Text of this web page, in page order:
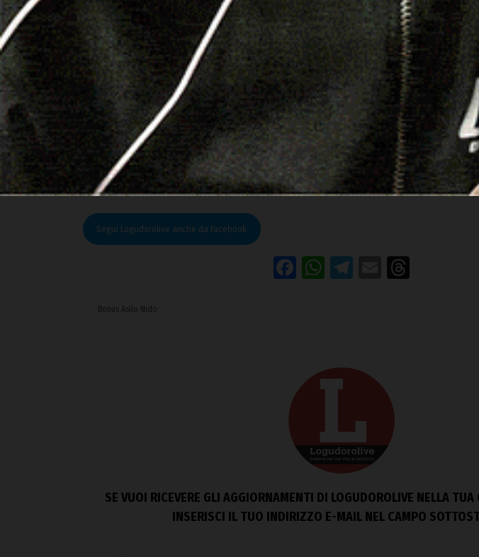
competenti. Se la struttura non risulta abilitata, il contributo non verrà
chiedere alla struttura educativa i riferimenti precisi della sua abilitazione da
ridurre i tempi delle verifiche dell’INPS.
Per maggiori dettagli si invita a consultare la Circolare n. 29 del 27 marzo 2026
messaggio n. 1136 del 31 marzo 2026
pubblicati nel portale INPS.
Riproduzione riservata © Logudorolive
Leggi le altre notizie su logudorolive.it
Segui Logudorolive anche da Facebook
Facebook
WhatsApp
Telegram
Email
Bonus Asilo Nido
SE VUOI RICEVERE GLI AGGIORNAMENTI DI LOGUDOROLIVE NELLA
INSERISCI IL TUO INDIRIZZO E-MAIL NEL CAMPO